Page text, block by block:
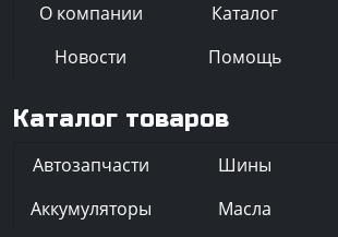
О компании Каталог
Новости
Помощь
Каталог товаров
Автозапчасти Шины
Аккумуляторы
Масла